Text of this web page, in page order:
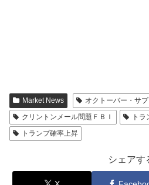
Market News
オクトーバー・サ
クリントンメール問題ＦＢＩ
ト
トランプ確率上昇
シェアす